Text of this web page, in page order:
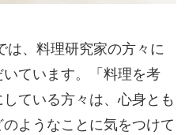
は、料理研究家の方々に
ています。「料理を考
ている方々は、心身とも
ようなことに気をつけて